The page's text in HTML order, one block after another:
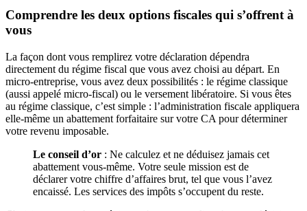
Comprendre les deux options fiscales qui s’offrent à
vous
La façon dont vous remplirez votre déclaration dépendra
directement du régime fiscal que vous avez choisi au départ. En
micro-entreprise, vous avez deux possibilités : le régime classique
(aussi appelé micro-fiscal) ou le versement libératoire. Si vous êtes
au régime classique, c’est simple : l’administration fiscale appliquera
elle-même un abattement forfaitaire sur votre CA pour déterminer
votre revenu imposable.
Le conseil d’or : Ne calculez et ne déduisez jamais cet
abattement vous-même. Votre seule mission est de
déclarer votre chiffre d’affaires brut, tel que vous l’avez
encaissé. Les services des impôts s’occupent du reste.